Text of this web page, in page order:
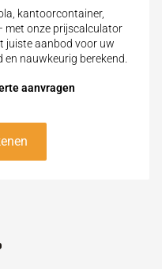
kantoorcontainer,
met onze prijscalculator
juiste aanbod voor uw
nauwkeurig berekend.
aanvragen